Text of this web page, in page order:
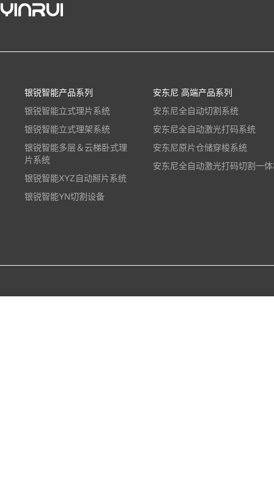
银锐智能产品系列
银锐智能立式理片系统
银锐智能立式理架系统
银锐智能多层＆云梯卧式理
片系统
银锐智能XYZ自动掰片系统
银锐智能YN切割设备
安东尼 高端产品系列
安东尼全自动切割系统
安东尼全自动激光打码系统
安东尼原片仓储穿梭系统
安东尼全自动激光打码切割一